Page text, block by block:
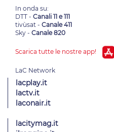
In onda su:
DTT - Canali 11 e 111
tivùsat - Canale 411
Sky - Canale 820
Scarica tutte le nostre app!
lacplay.it
lactv.it
laconair.it
lacitymag.it